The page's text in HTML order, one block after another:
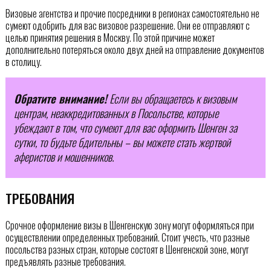
Визовые агентства и прочие посредники в регионах самостоятельно не
сумеют одобрить для вас визовое разрешение. Они ее отправляют с
целью принятия решения в Москву. По этой причине может
дополнительно потеряться около двух дней на отправление документов
в столицу.
Обратите внимание!Если вы обращаетесь к визовым
центрам, неаккредитованных в Посольстве, которые
убеждают в том, что сумеют для вас оформить Шенген за
сутки, то будьте бдительны – вы можете стать жертвой
аферистов и мошенников.
ТРЕБОВАНИЯ
Срочное оформление визы в Шенгенскую зону могут оформляться при
осуществлении определенных требований. Стоит учесть, что разные
посольства разных стран, которые состоят в Шенгенской зоне, могут
предъявлять разные требования.